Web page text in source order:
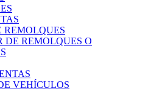
REMOLQUES
DE REMOLQUES O
VEHÍCULOS